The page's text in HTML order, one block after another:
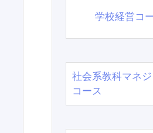
学校経営コ
社会系教科マネジ
コース